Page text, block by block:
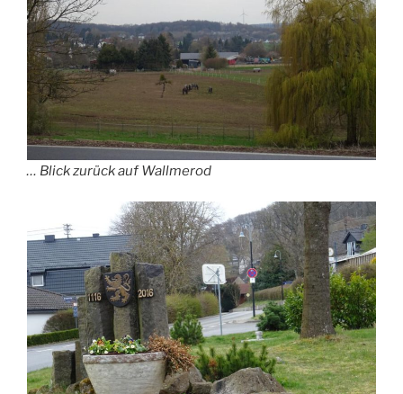
… Blick zurück auf Wallmerod